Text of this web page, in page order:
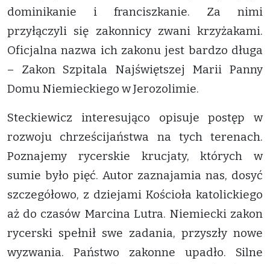
dominikanie i franciszkanie. Za nimi
przyłączyli się zakonnicy zwani krzyżakami.
Oficjalna nazwa ich zakonu jest bardzo długa
– Zakon Szpitala Najświętszej Marii Panny
Domu Niemieckiego w Jerozolimie.
Steckiewicz interesująco opisuje postęp w
rozwoju chrześcijaństwa na tych terenach.
Poznajemy rycerskie krucjaty, których w
sumie było pięć. Autor zaznajamia nas, dosyć
szczegółowo, z dziejami Kościoła katolickiego
aż do czasów Marcina Lutra. Niemiecki zakon
rycerski spełnił swe zadania, przyszły nowe
wyzwania. Państwo zakonne upadło. Silne